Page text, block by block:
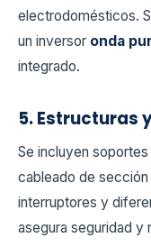
electrodomésticos.
un inversor onda
integrado.
5. Estructuras
Se incluyen
cableado de
interruptores y
asegura seguridad y